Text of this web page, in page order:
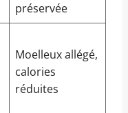
préservée
Moelleux allégé,
calories
réduites